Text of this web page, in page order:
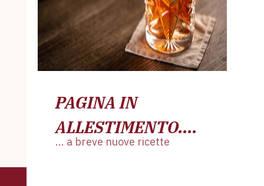
PAGINA IN
ALLESTIMENTO....
... a breve nuove ricette